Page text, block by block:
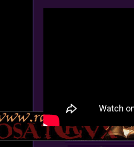
ZENE
BANDÁK
INTERJÚK
FORDÍTÁSOK
DALSZÖVEGEK